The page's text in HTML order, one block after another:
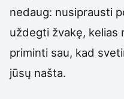
nedaug: nusiprausti
uždegti žvakę, kelias
priminti sau, kad
jūsų našta.